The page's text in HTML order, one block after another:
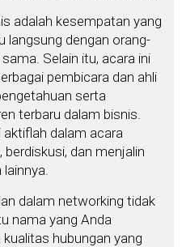
adalah kesempatan yang
langsung dengan orang-
Selain itu, acara ini
pembicara dan ahli
serta
terbaru dalam bisnis.
aktiflah dalam acara
dan menjalin
dalam networking tidak
nama yang Anda
hubungan yang